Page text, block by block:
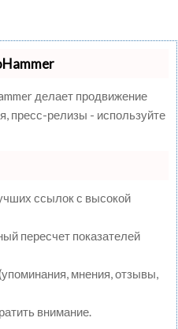
делает продвижение
пресс-релизы - используйте
ссылок с высокой
пересчет показателей
мнения, отзывы,
внимание.